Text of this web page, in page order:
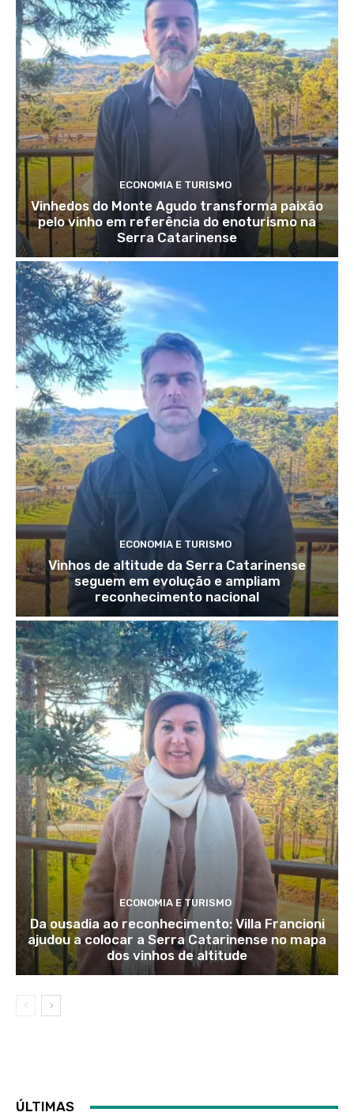
ECONOMIA E TURISMO
Vinhedos do Monte Agudo transforma paixão
pelo vinho em referência do enoturismo na
Serra Catarinense
ECONOMIA E TURISMO
Vinhos de altitude da Serra Catarinense
seguem em evolução e ampliam
reconhecimento nacional
ECONOMIA E TURISMO
Da ousadia ao reconhecimento: Villa Francioni
ajudou a colocar a Serra Catarinense no mapa
dos vinhos de altitude
ÚLTIMAS